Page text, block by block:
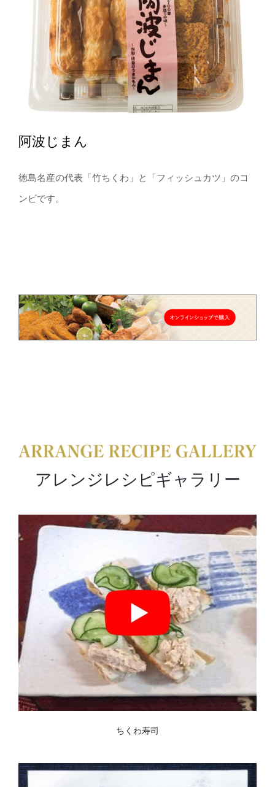
阿波じまん
徳島名産の代表「竹ちくわ」と「フィッシュカツ」のコ
ンビです。
アレンジレシピギャラリー
ちくわ寿司